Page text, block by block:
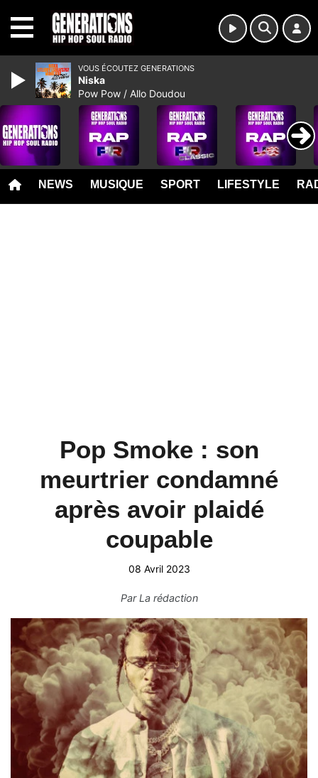
NEWS MUSIQUE SPORT LIFESTYLE
Pop Smoke : son
meurtrier condamné
après avoir plaidé
coupable
08 Avril 2023
ParLa rédaction
VOUS ÉCOUTEZ GENERATIONS
Niska
Pow Pow / Allo Doudou